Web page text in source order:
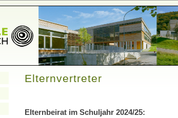
Elternvertreter
Elternbeirat im Schuljahr 2024/25: